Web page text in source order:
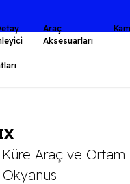
Araç
Aksesuarları
Küre Araç ve Ortam